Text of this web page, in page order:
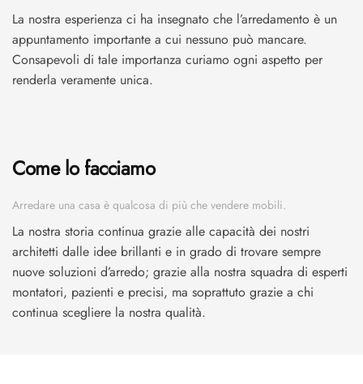
La nostra esperienza ci ha insegnato che l’arredamento è un
appuntamento importante a cui nessuno può mancare.
Consapevoli di tale importanza curiamo ogni aspetto per
renderla veramente unica.
Come lo facciamo
Arredare una casa è qualcosa di più che vendere mobili.
La nostra storia continua grazie alle capacità dei nostri
architetti dalle idee brillanti e in grado di trovare sempre
nuove soluzioni d’arredo; grazie alla nostra squadra di esperti
montatori, pazienti e precisi, ma soprattuto grazie a chi
continua scegliere la nostra qualità.